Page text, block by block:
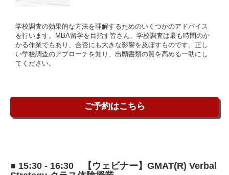
学校調査の効果的な方法を理解するためのいくつかのアドバイス
を行います。MBA留学を目指す皆さん、学校調査は最も時間のか
かる作業でもあり、合否にも大きな影響を及ぼすものです。正し
い学校調査のアプローチを知り、出願書類の質を高める一助にし
てください。
ご予約はこちら
■ 15:30 - 16:30 【ウェビナー】GMAT(R) Verbal